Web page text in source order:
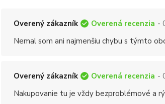
Overený zákazník Overená recenzia -
Nemal som ani najmenšiu chybu s týmto
Overený zákazník Overená recenzia -
Nakupovanie tu je vždy bezproblémové a